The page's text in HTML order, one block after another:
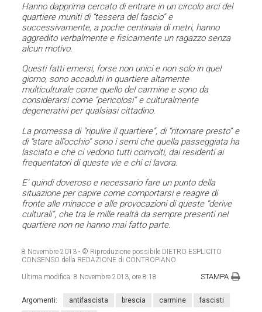
Hanno dapprima cercato di entrare in un circolo arci del
quartiere muniti di “tessera del fascio” e
successivamente, a poche centinaia di metri, hanno
aggredito verbalmente e fisicamente un ragazzo senza
alcun motivo.
Questi fatti emersi, forse non unici e non solo in quel
giorno, sono accaduti in quartiere altamente
multiculturale come quello del carmine e sono da
considerarsi come “pericolosi” e culturalmente
degenerativi per qualsiasi cittadino.
La promessa di “ripulire il quartiere”, di “ritornare presto” e
di “stare all’occhio” sono i semi che quella passeggiata ha
lasciato e che ci vedono tutti coinvolti, dai residenti ai
frequentatori di queste vie e chi ci lavora.
E’ quindi doveroso e necessario fare un punto della
situazione per capire come comportarsi e reagire di
fronte alle minacce e alle provocazioni di queste “derive
culturali”, che tra le mille realtà da sempre presenti nel
quartiere non ne hanno mai fatto parte.
8 Novembre 2013 - © Riproduzione possibile DIETRO ESPLICITO
CONSENSO della REDAZIONE di CONTROPIANO
Ultima modifica:8 Novembre 2013, ore 8:18 STAMPA
Argomenti: antifascista brescia carmine fascisti